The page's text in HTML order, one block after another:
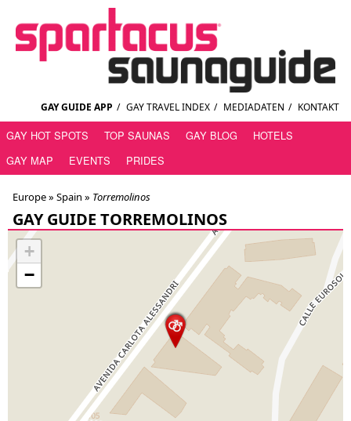
GAY GUIDE APP / GAY TRAVEL INDEX / MEDIADATEN / KONTAKT
GAY HOT SPOTS TOP SAUNAS GAY BLOG
HOTELS
GAY MAP
EVENTS PRIDES
Europe » Spain » Torremolinos
GAY GUIDE TORREMOLINOS
+
−